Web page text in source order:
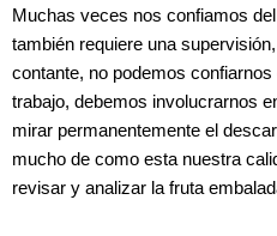
Muchas veces nos confiamos
también requiere una
contante, no podemos confiarnos
trabajo, debemos involucrarnos
mirar permanentemente el
mucho de como esta nuestra
revisar y analizar la fruta